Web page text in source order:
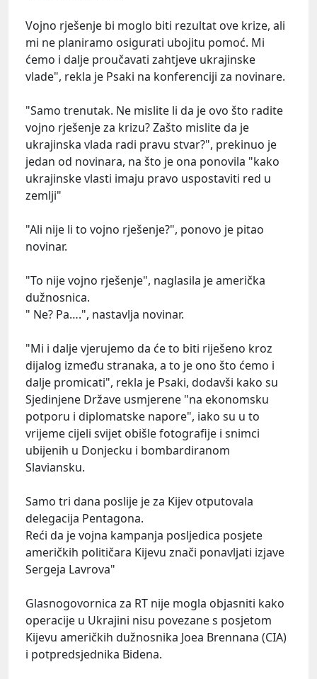
Vojno rješenje bi moglo biti rezultat ove krize, ali
mi ne planiramo osigurati ubojitu pomoć. Mi
ćemo i dalje proučavati zahtjeve ukrajinske
vlade", rekla je Psaki na konferenciji za novinare.
"Samo trenutak. Ne mislite li da je ovo što radite
vojno rješenje za krizu? Zašto mislite da je
ukrajinska vlada radi pravu stvar?", prekinuo je
jedan od novinara, na što je ona ponovila "kako
ukrajinske vlasti imaju pravo uspostaviti red u
zemlji"
"Ali nije li to vojno rješenje?", ponovo je pitao
novinar.
"To nije vojno rješenje", naglasila je američka
dužnosnica.
" Ne? Pa….", nastavlja novinar.
"Mi i dalje vjerujemo da će to biti riješeno kroz
dijalog između stranaka, a to je ono što ćemo i
dalje promicati", rekla je Psaki, dodavši kako su
Sjedinjene Države usmjerene "na ekonomsku
potporu i diplomatske napore", iako su u to
vrijeme cijeli svijet obišle fotografije i snimci
ubijenih u Donjecku i bombardiranom
Slaviansku.
Samo tri dana poslije je za Kijev otputovala
delegacija Pentagona.
Reći da je vojna kampanja posljedica posjete
američkih političara Kijevu znači ponavljati izjave
Sergeja Lavrova"
Glasnogovornica za RT nije mogla objasniti kako
operacije u Ukrajini nisu povezane s posjetom
Kijevu američkih dužnosnika Joea Brennana (CIA)
i potpredsjednika Bidena.